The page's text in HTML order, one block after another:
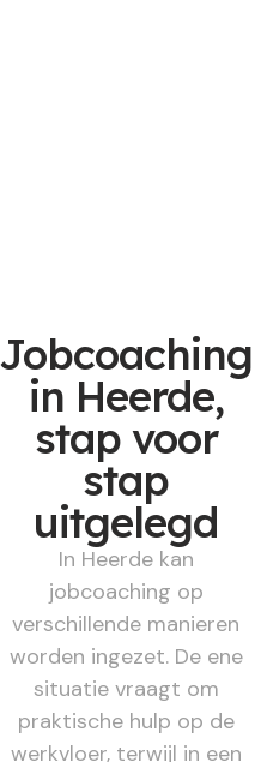
Jobcoaching
in Heerde,
stap voor
stap
uitgelegd
In Heerde kan
jobcoaching op
verschillende manieren
worden ingezet. De ene
situatie vraagt om
praktische hulp op de
werkvloer, terwijl in een